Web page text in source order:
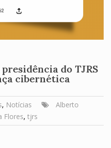
do TJRS
cibernética
, Notícias
Alberto
Flores, tjrs